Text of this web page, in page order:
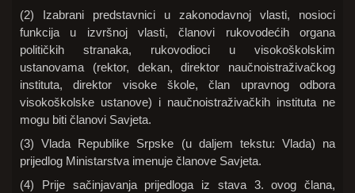
(2) Izabrani predstavnici u zakonodavnoj vlasti, nosioci
funkcija u izvršnoj vlasti, članovi rukovodećih organa
političkih stranaka, rukovodioci u visokoškolskim
ustanovama (rektor, dekan, direktor naučnoistraživačkog
instituta, direktor visoke škole, član upravnog odbora
visokoškolske ustanove) i naučnoistraživačkih instituta ne
mogu biti članovi Savjeta.
(3) Vlada Republike Srpske (u daljem tekstu: Vlada) na
prijedlog Ministarstva imenuje članove Savjeta.
(4) Prije sačinjavanja prijedloga iz stava 3. ovog člana,